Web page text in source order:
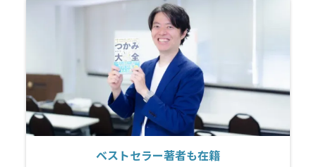
ベストセラー著者も在籍